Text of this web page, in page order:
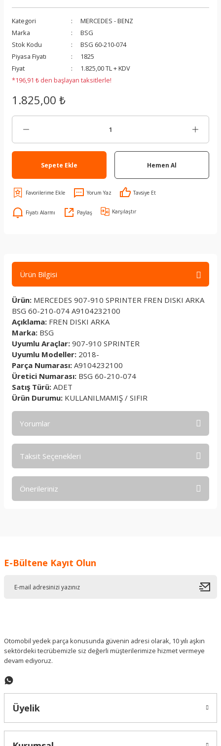
Kategori
MERCEDES - BENZ
Marka
BSG
Stok Kodu
BSG 60-210-074
Piyasa Fiyatı
1825
Fiyat
1.825,00 TL + KDV
*196,91 ₺ den başlayan taksitlerle!
1.825,00 ₺
Sepete Ekle Hemen Al
Yorum Yaz Tavsiye Et
Fiyatı Alarmı Paylaş Karşılaştır
Ürün Bilgisi
Ürün: MERCEDES 907-910 SPRINTER FREN DISKI ARKA
BSG 60-210-074 A9104232100
Açıklama: FREN DISKI ARKA
Marka: BSG
Uyumlu Araçlar: 907-910 SPRINTER
Uyumlu Modeller: 2018-
Parça Numarası: A9104232100
Üretici Numarası: BSG 60-210-074
Satış Türü: ADET
Ürün Durumu: KULLANILMAMIŞ / SIFIR
Yorumlar
Taksit Seçenekleri
Önerileriniz
Ürün resmi kalitesiz, bozuk veya görüntülenemiyor.
E-Bültene Kayıt Olun
Otomobil yedek parça konusunda güvenin adresi olarak, 10 yılı aşkın
sektördeki tecrübemizle siz değerli müşterilerimize hizmet vermeye
devam ediyoruz.
Üyelik